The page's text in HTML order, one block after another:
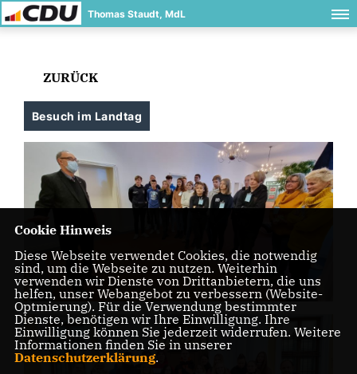
Thomas Staudt, MdL
ZURÜCK
Besuch im Landtag
Cookie Hinweis
Diese Webseite verwendet Cookies, die notwendig
sind, um die Webseite zu nutzen. Weiterhin
verwenden wir Dienste von Drittanbietern, die uns
helfen, unser Webangebot zu verbessern (Website-
Optmierung). Für die Verwendung bestimmter
Dienste, benötigen wir Ihre Einwilligung. Ihre
Einwilligung können Sie jederzeit widerrufen. Weitere
Informationen finden Sie in unserer
Datenschutzerklärung.